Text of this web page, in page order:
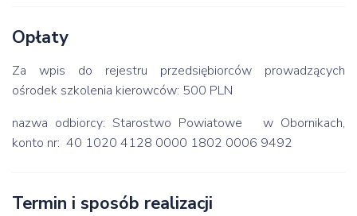
Opłaty
Za wpis do rejestru przedsiębiorców prowadzących
ośrodek szkolenia kierowców: 500 PLN
nazwa odbiorcy: Starostwo Powiatowe w Obornikach,
konto nr: 40 1020 4128 0000 1802 0006 9492
Termin i sposób realizacji